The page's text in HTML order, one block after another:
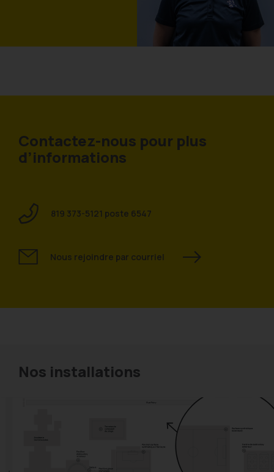
Contactez-nous pour plus
d’informations
819 373-5121 poste 6547
Nous rejoindre par courriel
Nos installations